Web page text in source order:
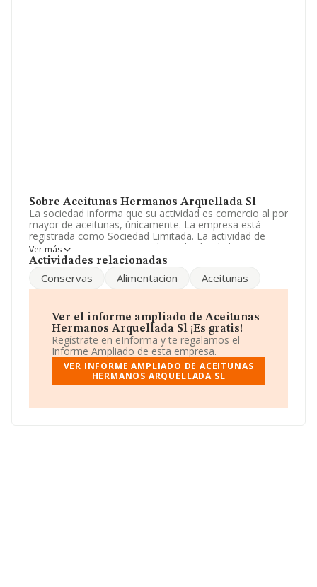
Sobre Aceitunas Hermanos Arquellada Sl
La sociedad informa que su actividad es comercio al por
mayor de aceitunas, únicamente. La empresa está
registrada como Sociedad Limitada. La actividad de
referencia CNAE corresponde a 'Alquiler de bienes
inmobiliarios por cuenta propia', cuyo Código es 6820.
No ha habido variación en cuanto al número de
disposición de INFORMA, ha tenido un número de
empleados por debajo de la media de sector.
Su email esinfo@aceitunasha.com. Puedes consultar su
página web aquí:www.haolives.es.
La sociedad españolaAceitunas Hermanos
Avenida Los Pirralos núm. 11 2 C, (41701), en el
Ver más
Actividades relacionadas
Conservas Alimentacion Aceitunas
Ver el informe ampliado de Aceitunas
Hermanos Arquellada Sl ¡Es gratis!
Regístrate en eInforma y te regalamos el
Informe Ampliado de esta empresa.
VER INFORME AMPLIADO DE ACEITUNAS
HERMANOS ARQUELLADA SL